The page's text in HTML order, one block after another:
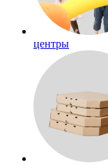
центры